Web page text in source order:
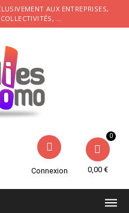
AUX ENTREPRISES,
...
Connexion 0,00 €